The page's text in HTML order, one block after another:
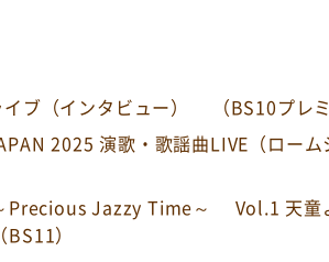
ブ（インタビュー） （BS10プレ
2025 演歌・歌謡曲LIVE（ロー
Precious Jazzy Time～ Vol.1 天童
BS11）